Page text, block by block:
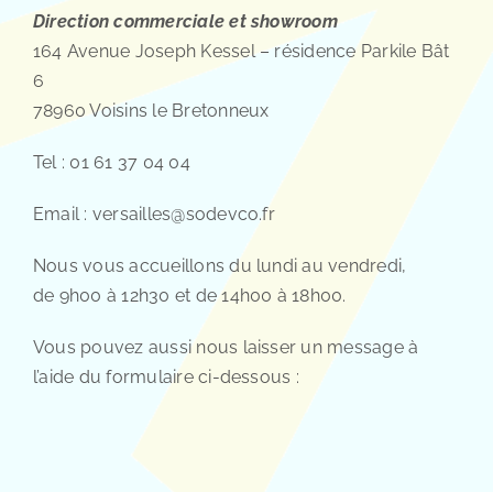
Direction commerciale et showroom
164 Avenue Joseph Kessel – résidence Parkile Bât
6
78960 Voisins le Bretonneux
Tel : 01 61 37 04 04
Email : versailles@sodevco.fr
Nous vous accueillons du lundi au vendredi,
de 9h00 à 12h30 et de 14h00 à 18h00.
Vous pouvez aussi nous laisser un message à
l’aide du formulaire ci-dessous :